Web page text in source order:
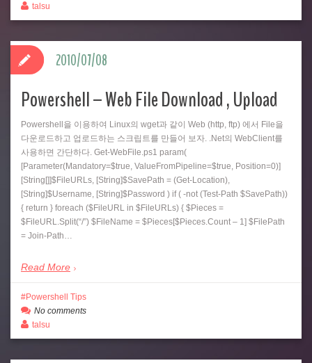
talsu
Powershell – Web File Download , Upload
Powershell을 이용하여 Linux의 wget과 같이 Web (http, ftp) 에서 File을
다운로드하고 업로드하는 스크립트를 만들어 보자. .Net의 WebClient를
사용하면 간단하다. Get-WebFile.ps1 param(
[Parameter(Mandatory=$true, ValueFromPipeline=$true, Position=0)]
[String[]]$FileURLs, [String]$SavePath = (Get-Location),
[String]$Username, [String]$Password ) if ( -not (Test-Path $SavePath))
{ return } foreach ($FileURL in $FileURLs) { $Pieces =
$FileURL.Split(“/”) $FileName = $Pieces[$Pieces.Count – 1] $FilePath
= Join-Path…
Read More
2010/07/08
Powershell Tips
No comments
talsu